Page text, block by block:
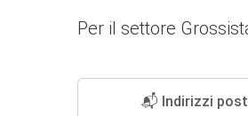
Per il settore
📬 Indirizzi